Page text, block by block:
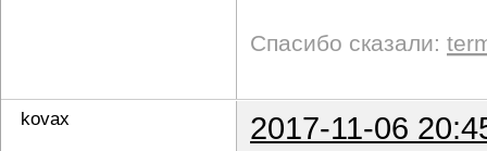
Спасибо сказали:
kovax
2017-11-06